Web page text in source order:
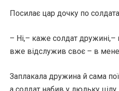
Посилає цар дочку по
– Ні,– каже солдат дружині,–
вже відслужив своє – в мене
Заплакала дружина й сама